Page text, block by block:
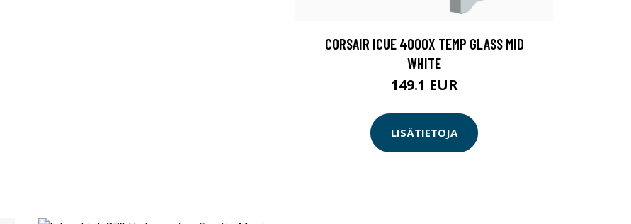
CORSAIR ICUE 4000X TEMP GLASS MID
WHITE
149.1 EUR
LISÄTIETOJA